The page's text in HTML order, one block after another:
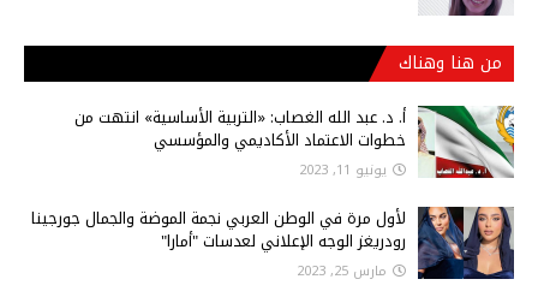
من هنا وهناك
أ‌. د. عبد الله الغصاب: «التربية الأساسية» انتهت من
خطوات الاعتماد الأكاديمي والمؤسسي
يونيو 11, 2023
لأول مرة في الوطن العربي نجمة الموضة والجمال جورجينا
رودريغز الوجه الإعلاني لعدسات "أمارا"
مارس 25, 2023